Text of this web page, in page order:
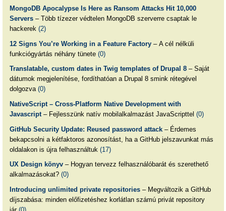
MongoDB Apocalypse Is Here as Ransom Attacks Hit 10,000
Servers– Több tízezer védtelen MongoDB szerverre csaptak le
hackerek (2)
12 Signs You’re Working in a Feature Factory– A cél nélküli
funkciógyártás néhány tünete (0)
Translatable, custom dates in Twig templates of Drupal 8– Saját
dátumok megjelenítése, fordíthatóan a Drupal 8 smink rétegével
dolgozva (0)
NativeScript – Cross-Platform Native Development with
Javascript– Fejlesszünk natív mobilalkalmazást JavaScripttel (0)
GitHub Security Update: Reused password attack– Érdemes
bekapcsolni a kétfaktoros azonosítást, ha a GitHub jelszavunkat más
oldalakon is újra felhasználtuk (17)
UX Design könyv– Hogyan tervezz felhasználóbarát és szerethető
alkalmazásokat? (0)
Introducing unlimited private repositories– Megváltozik a GitHub
díjszabása: minden előfizetéshez korlátlan számú privát repository